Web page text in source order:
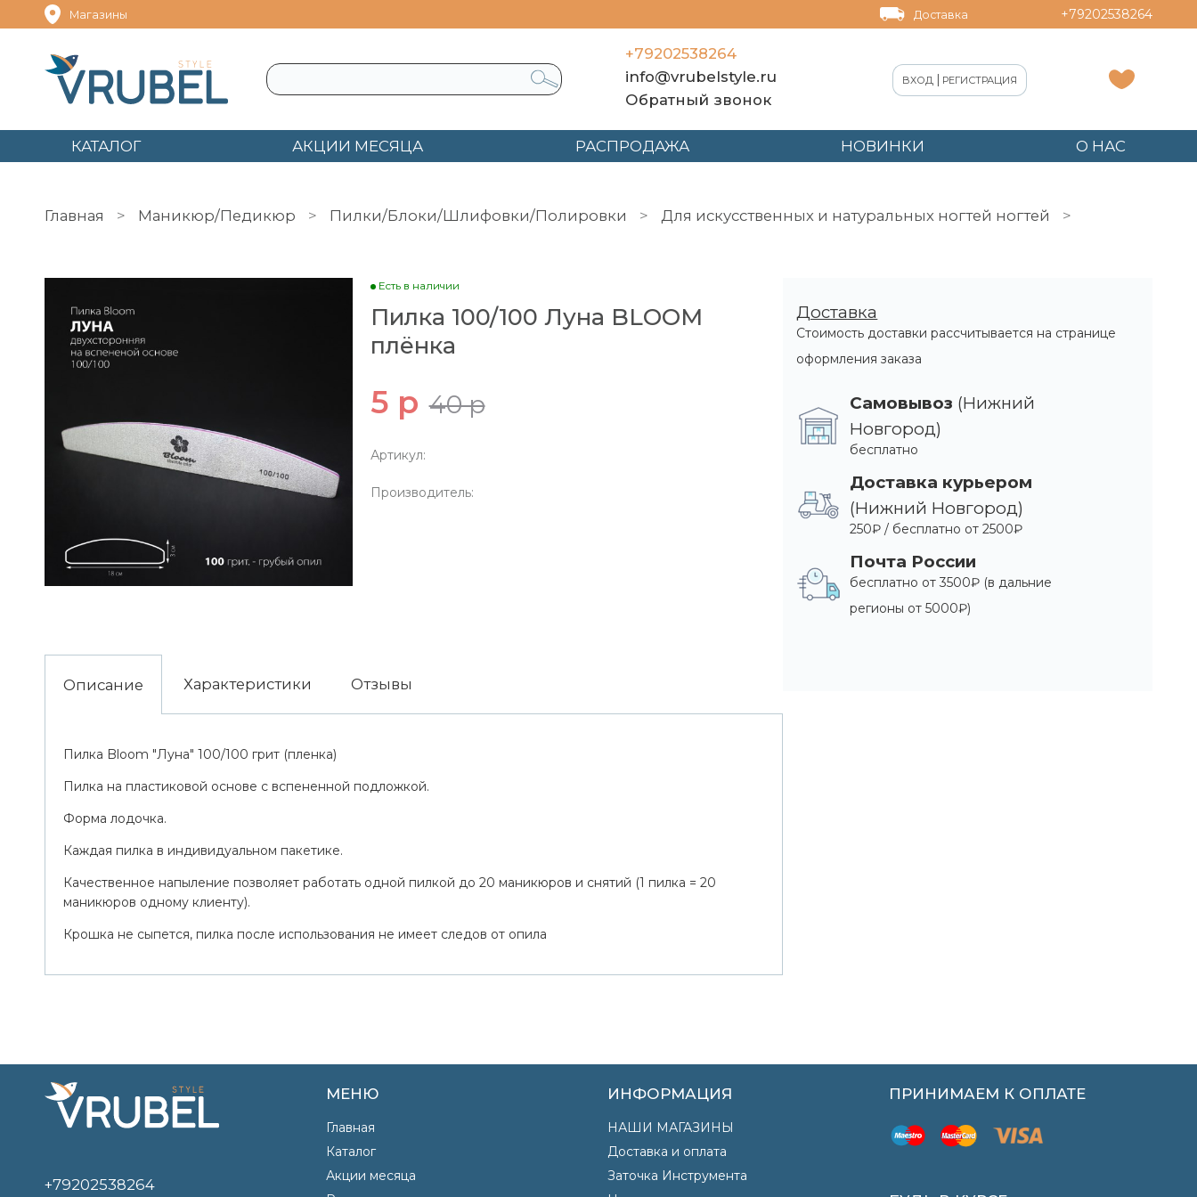
Магазины Доставка +79202538264
+79202538264
info@vrubelstyle.ru
Обратный звонок
ВХОД |РЕГИСТРАЦИЯ
КАТАЛОГ АКЦИИ МЕСЯЦА РАСПРОДАЖА НОВИНКИ О НАС
Главная Маникюр/Педикюр Пилки/Блоки/Шлифовки/Полировки
Для искусственных и натуральных ногтей ногтей
Есть в наличии
Пилка 100/100 Луна BLOOM
плёнка
5 р 40 р
Артикул:
Производитель:
Описание Характеристики Отзывы
Пилка Bloom "Луна" 100/100 грит (пленка)
Пилка на пластиковой основе с вспененной подложкой.
Форма лодочка.
Каждая пилка в индивидуальном пакетике.
Качественное напыление позволяет работать одной пилкой до 20 маникюров и снятий (1 пилка = 20
маникюров одному клиенту).
Крошка не сыпется, пилка после использования не имеет следов от опила
Доставка
Стоимость доставки рассчитывается на странице
оформления заказа
Самовывоз (Нижний
Новгород)
бесплатно
Доставка курьером
(Нижний Новгород)
250₽ / бесплатно от 2500₽
Почта России
бесплатно от 3500₽ (в дальние
регионы от 5000₽)
+79202538264
МЕНЮ
Главная
Каталог
Акции месяца
ИНФОРМАЦИЯ
НАШИ МАГАЗИНЫ
Доставка и оплата
Заточка Инструмента
ПРИНИМАЕМ К ОПЛАТЕ